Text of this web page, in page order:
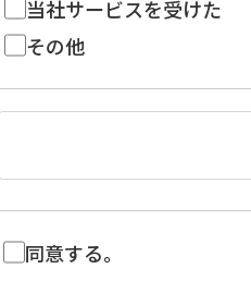
当社サービスを受けた
その他
同意する。